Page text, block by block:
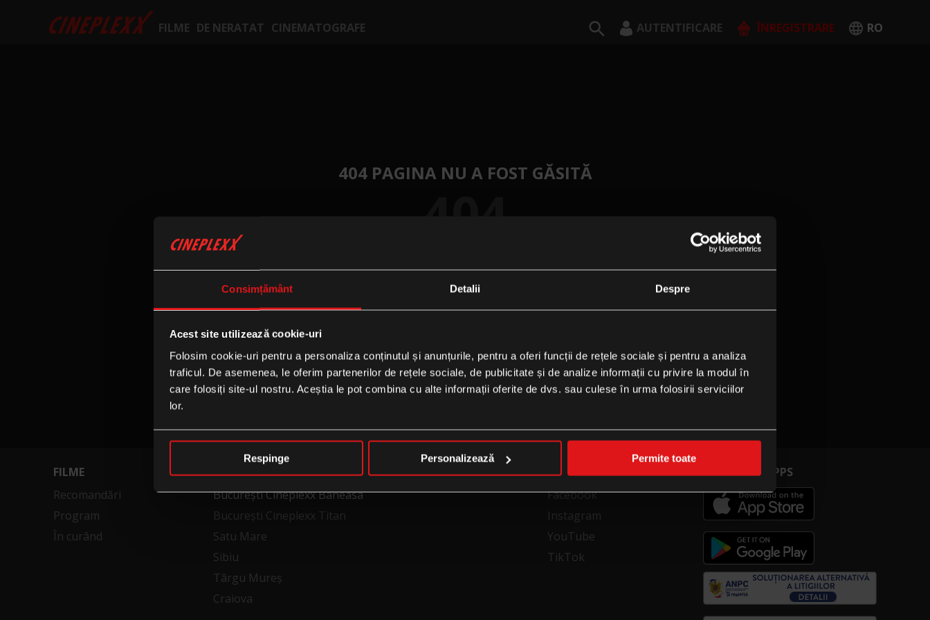
Consimțământ Detalii Despre
Acest site utilizează cookie-uri
Folosim cookie-uri pentru a personaliza conținutul și anunțurile, pentru a oferi funcții de rețele sociale și pentru a analiza
traficul. De asemenea, le oferim partenerilor de rețele sociale, de publicitate și de analize informații cu privire la modul în
care folosiți site-ul nostru. Aceștia le pot combina cu alte informații oferite de dvs. sau culese în urma folosirii serviciilor
lor.
Respinge Personalizează Permite toate
FILME DE NERATAT CINEMATOGRAFE AUTENTIFICARE ÎNREGISTRARE RO
404 PAGINA NU A FOST GĂSITĂ
FILME
Recomandări
Program
În curând
CINEMATOGRAFE
București Cineplexx Baneasa
București Cineplexx Titan
Satu Mare
Sibiu
Târgu Mureș
Craiova
FOLLOW US
Facebook
Instagram
YouTube
TikTok
CINEPLEXX APPS